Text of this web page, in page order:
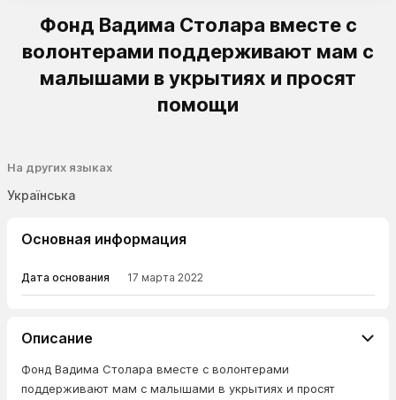
Фонд Вадима Столара вместе с
волонтерами поддерживают мам с
малышами в укрытиях и просят
помощи
На других языках
Українська
Основная информация
Дата основания 17 марта 2022
Описание
Фонд Вадима Столара вместе с волонтерами
поддерживают мам с малышами в укрытиях и просят